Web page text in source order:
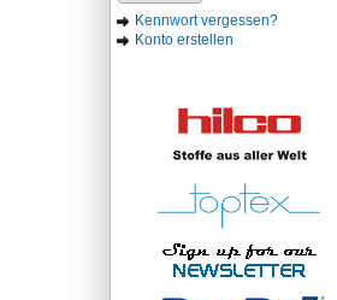
Kennwort vergessen?
Konto erstellen